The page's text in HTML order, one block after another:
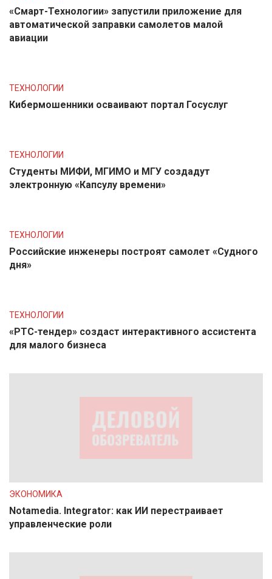
«Смарт-Технологии» запустили приложение для
автоматической заправки самолетов малой
авиации
ТЕХНОЛОГИИ
Кибермошенники осваивают портал Госуслуг
ТЕХНОЛОГИИ
Студенты МИФИ, МГИМО и МГУ создадут
электронную «Капсулу времени»
ТЕХНОЛОГИИ
Российские инженеры построят самолет «Судного
дня»
ТЕХНОЛОГИИ
«РТС-тендер» создаст интерактивного ассистента
для малого бизнеса
ЭКОНОМИКА
Notamedia. Integrator: как ИИ перестраивает
управленческие роли